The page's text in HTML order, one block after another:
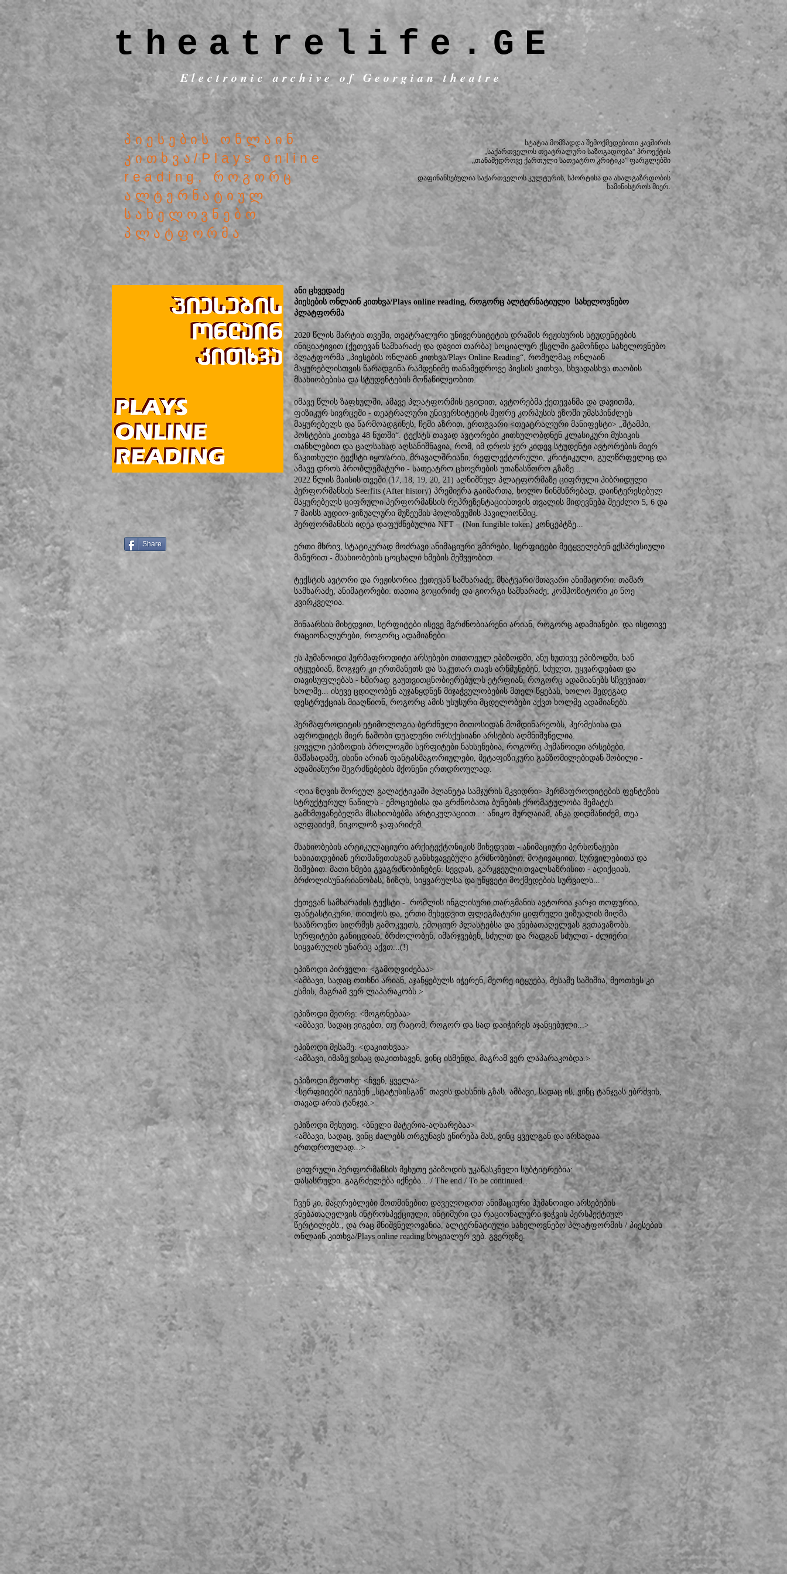
theatrelife.GE
Electronic archive of Georgian theatre
პიესების ონლაინ
კითხვა/Plays online
reading, როგორც
ალტერნატიულ
სახელოვნებო
პლატფორმა
სტატია მომზადდა შემოქმედებითი კავშირის
„საქართველოს თეატრალური საზოგადოება“ პროექტის
„თანამედროვე ქართული სათეატრო კრიტიკა“ ფარგლებში
.
დაფინანსებულია საქართველოს კულტურის, სპორტისა და ახალგაზრდობის
სამინისტროს მიერ.
Share
ანი ცხვედაძე
პიესების ონლაინ კითხვა/Plays online reading, როგორც ალტერნატიული სახელოვნებო
პლატფორმა
2020 წლის მარტის თვეში, თეატრალური უნივერსიტეტის დრამის რეჟისურის სტუდენტების
ინიციატივით (ქეთევან სამხარაძე და დავით თარბა) სოციალურ ქსელში გამოჩნდა სახელოვნებო
პლატფორმა „პიესების ონლაინ კითხვა/Plays Online Reading“, რომელმაც ონლაინ
მაყურებლისთვის წარადგინა რამდენიმე თანამედროვე პიესის კითხვა, სხვადასხვა თაობის
მსახიობებისა და სტუდენტების მონაწილეობით.
იმავე წლის ზაფხულში, ამავე პლატფორმის ეგიდით, ავტორებმა ქეთევანმა და დავითმა,
ფიზიკურ სივრცეში - თეატრალური უნივერსიტეტის მეორე კორპუსის ეზოში უმასპინძლეს
მაყურებელს და წარმოადგინეს, ჩემი აზრით, ერთგვარი <თეატრალური მანიფესტი> „შტამპი,
პოსტების კითხვა 48 წუთში“. ტექსტს თავად ავტორები კითხულობდნენ კლასიკური მუსიკის
თანხლებით და ცალსახად აღსანიშნავია, რომ, იმ დროს ჯერ კიდევ სტუდენტი ავტორების მიერ
წაკითხული ტექსტი იყო/არის, მრავალშრიანი, რეფლექტორული, კრიტიკული, გულწრფელიც და
ამავე დროს პრობლემატური - სათეატრო ცხოვრების უთანასწორო გზაზე...
2022 წლის მაისის თვეში (17, 18, 19, 20, 21) აღნიშნულ პლატფორმაზე ციფრული ჰიბრიდული
პერფორმანსის Seerfits (After history) პრემიერა გაიმართა, ხოლო წინმსწრებად, დაინტერესებულ
მაყურებელს ციფრული პერფორმანსის რეპრეზენტაციისთვის თვალის მიდევნება შეეძლო 5, 6 და
7 მაისს აუდიო-ვიზუალური მუზეუმის ჰოლიზეუმის პავილიონშიც.
პერფორმანსის იდეა დაფუძნებულია NFT – (Non fungible token) კონცეპტზე...
ერთი მხრივ, სტატიკურად მოძრავი ანიმაციური გმირები, სერფიტები მეტყველებენ ექსპრესიული
მანერით - მსახიობების ცოცხალი ხმების მეშვეობით.
ტექსტის ავტორი და რეჟისორია ქეთევან სამხარაძე; მხატვარი/მთავარი ანიმატორი: თამარ
სამხარაძე; ანიმატორები: თათია გოცირიძე და გიორგი სამხარაძე; კომპოზიტორი კი ნოე
კვირკველია.
შინაარსის მიხედვით, სერფიტები ისევე მგრძნობიარენი არიან, როგორც ადამიანები. და ისეთივე
რაციონალურები, როგორც ადამიანები.
ეს ჰუმანოიდი ჰერმაფროდიტი არსებები თითოეულ ეპიზოდში, ანუ ხუთივე ეპიზოდში, ხან
იტყუებიან, ზოგჯერ კი ერთმანეთს და საკუთარ თავს არწმუნებენ, სძულთ, უყვარდებათ და
თავისუფლებას - ხშირად გაუთვითცნობიერებულს ეტრფიან, როგორც ადამიანებს სჩვევიათ
ხოლმე... ისევე ცდილობენ აუჯანყდნენ მიჯაჭვულობების მთელ წყებას, ხოლო შედეგად
დესტრუქციას მიაღწიონ, როგორც ამის უსუსური მცდელობები აქვთ ხოლმე ადამიანებს.
ჰერმაფროდიტის ეტიმოლოგია ბერძნული მითოსიდან მომდინარეობს, ჰერმესისა და
აფროდიტეს მიერ ნაშობი დუალური ორსქესიანი არსების აღმნიშვნელია.
ყოველი ეპიზოდის პროლოგში სერფიტები ნახსენებია, როგორც ჰუმანოიდი არსებები,
მაშასადამე, ისინი არიან ფანტასმაგორიულები, მეტაფიზიკური განზომილებიდან შობილი -
ადამიანური შეგრძნებების მქონენი ერთდროულად.
<ღია ზღვის შორეულ გალაქტიკაში პლანეტა სამჯურის მკვიდრი> ჰერმაფროდიტების ფენტეზის
სტრუქტურულ ნაწილს - ემოციებისა და გრძნობათა ბუნების ქრომატულობა შემატეს
გამხმოვანებელმა მსახიობებმა არტიკულაციით...: ანიკო შურღაიამ, ანკა დიდმანიძემ, თეა
ალფაიძემ, ნიკოლოზ ჯაფარიძემ.
მსახიობების არტიკულაციური არქიტექტონიკის მიხედვით - ანიმაციური პერსონაჟები
ხასიათდებიან ერთმანეთისგან განსხვავებული გრძნობებით, მოტივაციით, სურვილებითა და
შიშებით. მათი ხმები გვაგრძნობინებენ: სევდას, გარკვეული თვალსაზრისით - ადიქციას,
ბრძოლისუნარიანობას, ზიზღს, სიყვარულსა და უწყვეტი მოქმედების სურვილს...
ქეთევან სამხარაძის ტექსტი - რომლის ინგლისური თარგმანის ავტორია ჯარჯი თოფურია,
ფანტასტიკური, თითქოს და, ერთი შეხედვით ფლეგმატური ციფრული ვიზუალის მიღმა
სააზროვნო სიღრმეს გამოკვეთს, ემოციურ პლასტებსა და ვნებათაღელვას გვთავაზობს.
სერფიტები განიცდიან, ბრძოლობენ, იმარჯვებენ, სძულთ და რადგან სძულთ - ძლიერი
სიყვარულის უნარიც აქვთ...(!)
ეპიზოდი პირველი: <გამოღვიძებაა>
<ამბავი, სადაც ოთხნი არიან, აჯანყებულს იჭერენ, მეორე იტყუება, მესამე საშიშია, მეოთხეს კი
ესმის, მაგრამ ვერ ლაპარაკობს.>
ეპიზოდი მეორე: <მოგონებაა>
<ამბავი, სადაც ვიგებთ, თუ რატომ, როგორ და სად დაიჭირეს აჯანყებული...>
ეპიზოდი მესამე: <დაკითხვაა>
<ამბავი, იმაზე ვისაც დაკითხავენ, ვინც ისმენდა, მაგრამ ვერ ლაპარაკობდა.>
ეპიზოდი მეოთხე: <ჩვენ, ყველა>
<სერფიტები იგებენ „სტატუსისგან“ თავის დახსნის გზას. ამბავი, სადაც ის, ვინც ტანჯვას ებრძვის,
თავად არის ტანჯვა.>
ეპიზოდი მეხუთე: <ბნელი მატერია-აღსარებაა>
<ამბავი, სადაც, ვინც ძალებს თრგუნავს ეწირება მას, ვინც ყველგან და არსადაა
ერთდროულად...>
ციფრული პერფორმანსის მეხუთე ეპიზოდის უკანასკნელი სუბტიტრებია:
დასასრული. გაგრძელება იქნება... / The end / To be continued…
ჩვენ კი, მაყურებლები მოთმინებით დაველოდოთ ანიმაციური ჰუმანოიდი არსებების
ვნებათაღელვის ინტროსპექციული, ინტიმური და რაციონალური ჯაჭვის პერსპექტიულ
წერტილებს., და რაც მნიშვნელოვანია, ალტერნატიული სახელოვნებო პლატფორმის / პიესების
ონლაინ კითხვა/Plays online reading სოციალურ ვებ. გვერდზე.